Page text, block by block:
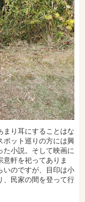
まり耳にすることはな
ポット巡りの方には興
た小説。そして映画に
意軒を祀ってありま
いのですが、目印は小
、民家の間を登って行